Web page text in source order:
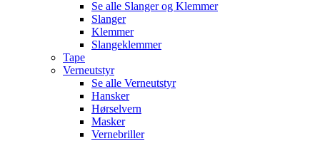
Se alle Slanger og Klemmer
Slanger
Klemmer
Slangeklemmer
Tape
Verneutstyr
Se alle Verneutstyr
Hansker
Hørselvern
Masker
Vernebriller